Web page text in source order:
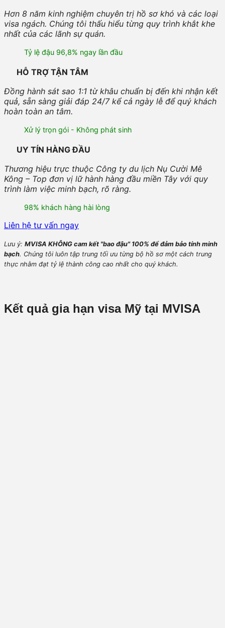
Hơn 8 năm kinh nghiệm chuyên trị hồ sơ khó và các loại
visa ngách. Chúng tôi thấu hiểu từng quy trình khắt khe
nhất của các lãnh sự quán.
Tỷ lệ đậu 96,8% ngay lần đầu
HỖ TRỢ TẬN TÂM
Đồng hành sát sao 1:1 từ khâu chuẩn bị đến khi nhận kết
quả, sẵn sàng giải đáp 24/7 kể cả ngày lễ để quý khách
hoàn toàn an tâm.
Xử lý trọn gói - Không phát sinh
UY TÍN HÀNG ĐẦU
Thương hiệu trực thuộc Công ty du lịch Nụ Cười Mê
Kông – Top đơn vị lữ hành hàng đầu miền Tây với quy
trình làm việc minh bạch, rõ ràng.
98% khách hàng hài lòng
Liên hệ tư vấn ngay
Lưu ý: MVISA KHÔNG cam kết "bao đậu" 100% để đảm bảo tính minh
bạch. Chúng tôi luôn tập trung tối ưu từng bộ hồ sơ một cách trung
thực nhằm đạt tỷ lệ thành công cao nhất cho quý khách.
Kết quả gia hạn visa Mỹ tại MVISA